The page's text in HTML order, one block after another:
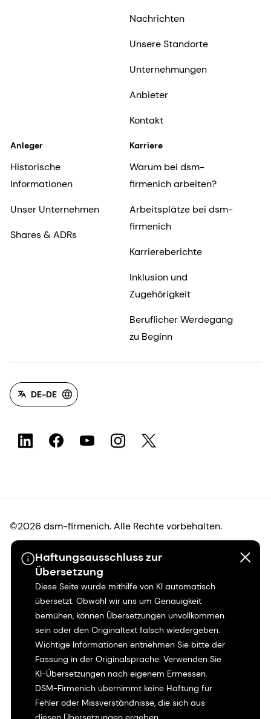
Haftungsausschluss zur
Übersetzung
Diese Seite wurde mithilfe von KI automatisch
übersetzt. Obwohl wir uns um Genauigkeit
bemühen, können Übersetzungen unvollkommen
sein oder den Originaltext falsch wiedergeben.
Wichtige Informationen entnehmen Sie bitte der
Fassung in der Originalsprache. Verwenden Sie
KI-Übersetzungen nach eigenem Ermessen.
DSM-Firmenich übernimmt keine Haftung für
Fehler oder Missverständnisse, die sich aus
Nachrichten
Unsere Standorte
Unternehmungen
Anbieter
Kontakt
Anleger
Historische
Informationen
Unser Unternehmen
Shares & ADRs
Karriere
Warum bei dsm-
firmenich arbeiten?
Arbeitsplätze bei dsm-
firmenich
Karriereberichte
Inklusion und
Zugehörigkeit
Beruflicher Werdegang
zu Beginn
DE-DE
©2026 dsm-firmenich. Alle Rechte vorbehalten.
Hinweis zum Datenschutz
Bedingungen für die Nutzung
Bedingungen und Konditionen
Kalifornien-Transparenz
Erklärung zur Zugänglichkeit
Rechtliche Informationen